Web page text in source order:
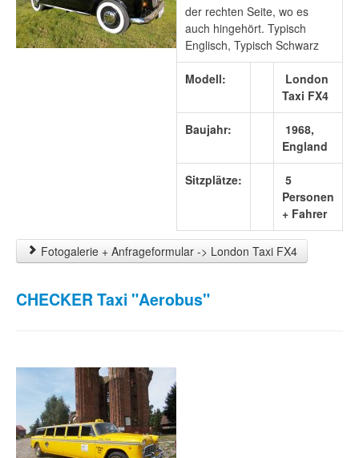
der rechten Seite, wo es
auch hingehört. Typisch
Englisch, Typisch Schwarz
Modell:
London
Taxi FX4
Baujahr:
1968,
England
Sitzplätze:
5
Personen
+ Fahrer
Fotogalerie + Anfrageformular -> London Taxi FX4
CHECKER Taxi "Aerobus"